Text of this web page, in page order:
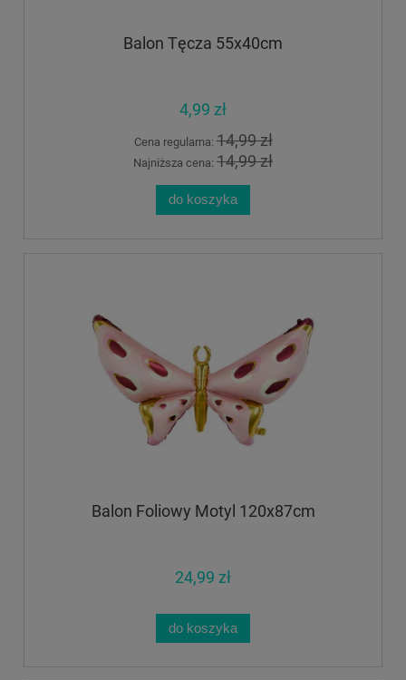
Balon Tęcza 55x40cm
4,99 zł
Cena regularna:14,99 zł
Najniższa cena: 14,99 zł
do koszyka
Balon Foliowy Motyl 120x87cm
24,99 zł
do koszyka